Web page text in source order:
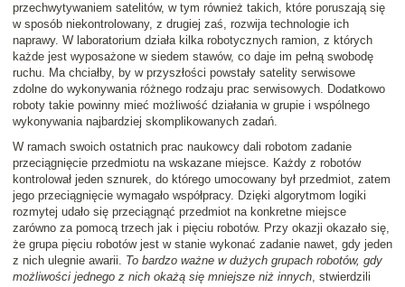
przechwytywaniem satelitów, w tym również takich, które poruszają się
w sposób niekontrolowany, z drugiej zaś, rozwija technologie ich
naprawy. W laboratorium działa kilka robotycznych ramion, z których
każde jest wyposażone w siedem stawów, co daje im pełną swobodę
ruchu. Ma chciałby, by w przyszłości powstały satelity serwisowe
zdolne do wykonywania różnego rodzaju prac serwisowych. Dodatkowo
roboty takie powinny mieć możliwość działania w grupie i wspólnego
wykonywania najbardziej skomplikowanych zadań.
W ramach swoich ostatnich prac naukowcy dali robotom zadanie
przeciągnięcie przedmiotu na wskazane miejsce. Każdy z robotów
kontrolował jeden sznurek, do którego umocowany był przedmiot, zatem
jego przeciągnięcie wymagało współpracy. Dzięki algorytmom logiki
rozmytej udało się przeciągnąć przedmiot na konkretne miejsce
zarówno za pomocą trzech jak i pięciu robotów. Przy okazji okazało się,
że grupa pięciu robotów jest w stanie wykonać zadanie nawet, gdy jeden
z nich ulegnie awarii. To bardzo ważne w dużych grupach robotów, gdy
możliwości jednego z nich okażą się mniejsze niż innych, stwierdzili